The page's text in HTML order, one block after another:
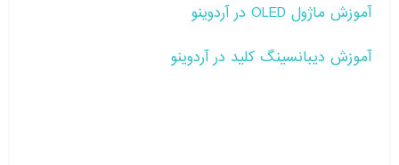
آموزش ماژول OLED در آردوینو
آموزش دیبانسینگ کلید در آردوینو